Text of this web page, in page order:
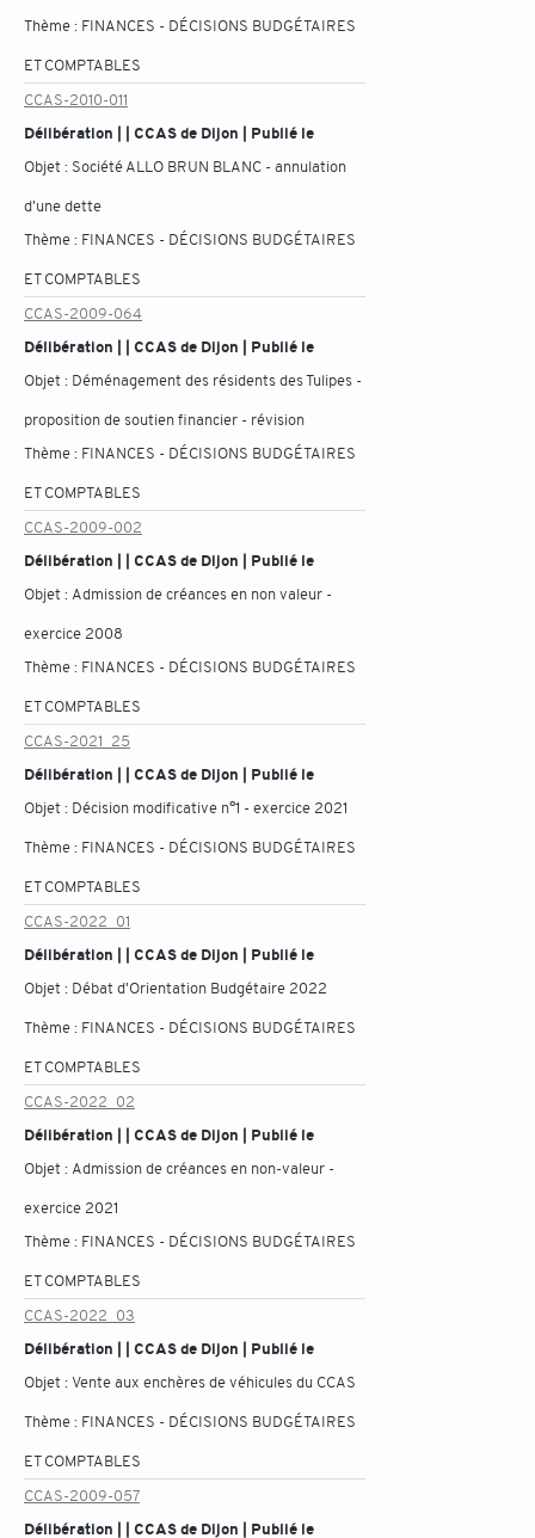
Thème : FINANCES - DÉCISIONS BUDGÉTAIRES
ET COMPTABLES
CCAS-2010-011
Délibération | | CCAS de Dijon | Publié le
Objet : Société ALLO BRUN BLANC - annulation
d'une dette
Thème : FINANCES - DÉCISIONS BUDGÉTAIRES
ET COMPTABLES
CCAS-2009-064
Délibération | | CCAS de Dijon | Publié le
Objet : Déménagement des résidents des Tulipes -
proposition de soutien financier - révision
Thème : FINANCES - DÉCISIONS BUDGÉTAIRES
ET COMPTABLES
CCAS-2009-002
Délibération | | CCAS de Dijon | Publié le
Objet : Admission de créances en non valeur -
exercice 2008
Thème : FINANCES - DÉCISIONS BUDGÉTAIRES
ET COMPTABLES
CCAS-2021_25
Délibération | | CCAS de Dijon | Publié le
Objet : Décision modificative n°1 - exercice 2021
Thème : FINANCES - DÉCISIONS BUDGÉTAIRES
ET COMPTABLES
CCAS-2022_01
Délibération | | CCAS de Dijon | Publié le
Objet : Débat d'Orientation Budgétaire 2022
Thème : FINANCES - DÉCISIONS BUDGÉTAIRES
ET COMPTABLES
CCAS-2022_02
Délibération | | CCAS de Dijon | Publié le
Objet : Admission de créances en non-valeur -
exercice 2021
Thème : FINANCES - DÉCISIONS BUDGÉTAIRES
ET COMPTABLES
CCAS-2022_03
Délibération | | CCAS de Dijon | Publié le
Objet :Vente aux enchères de véhicules du CCAS
Thème : FINANCES - DÉCISIONS BUDGÉTAIRES
ET COMPTABLES
CCAS-2009-057
Délibération | | CCAS de Dijon | Publié le